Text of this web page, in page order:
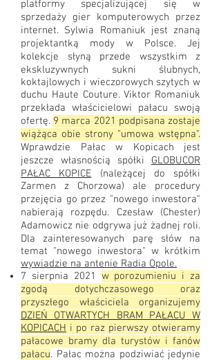
platformy specjalizującej się w
sprzedaży gier komputerowych przez
internet. Sylwia Romaniuk jest znaną
projektantką mody w Polsce. Jej
kolekcje słyną przede wszystkim z
ekskluzywnych sukni ślubnych,
koktajlowych i wieczorowych szytych w
duchu Haute Couture. Viktor Romaniuk
przekłada właścicielowi pałacu swoją
ofertę. 9 marca 2021 podpisana zostaje
wiążąca obie strony "umowa wstępna".
Wprawdzie Pałac w Kopicach jest
jeszcze własnością spółki GLOBUCOR
PAŁAC KOPICE (należącej do spółki
Zarmen z Chorzowa) ale procedury
przejęcia go przez "nowego inwestora"
nabierają rozpędu. Czesław (Chester)
Adamowicz nie odgrywa już żadnej roli.
Dla zainteresowanych parę słów na
temat "nowego inwestora" w krótkim
wywiadzie na antenie Radia Opole.
7 sierpnia 2021 w porozumieniu i za
zgodą dotychczasowego oraz
przyszłego właściciela organizujemy
DZIEŃ OTWARTYCH BRAM PAŁACU W
KOPICACH i po raz pierwszy otwieramy
pałacowe bramy dla turystów i fanów
pałacu. Pałac można podziwiać jedynie